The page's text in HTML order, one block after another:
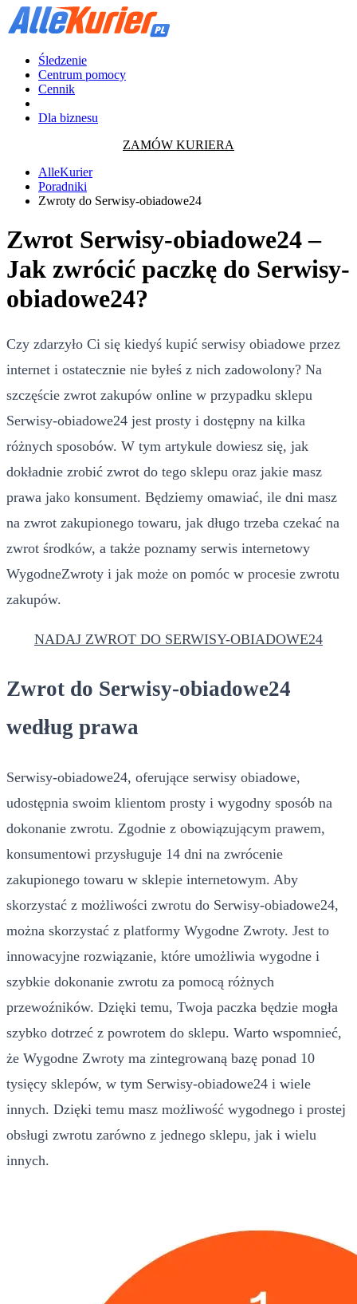
Śledzenie
Centrum pomocy
Cennik
Dla biznesu
ZAMÓW KURIERA
AlleKurier
Poradniki
Zwroty do Serwisy-obiadowe24
Zwrot Serwisy-obiadowe24 –
Jak zwrócić paczkę do Serwisy-
obiadowe24?
Czy zdarzyło Ci się kiedyś kupić serwisy obiadowe przez
internet i ostatecznie nie byłeś z nich zadowolony? Na
szczęście zwrot zakupów online w przypadku sklepu
Serwisy-obiadowe24 jest prosty i dostępny na kilka
różnych sposobów. W tym artykule dowiesz się, jak
dokładnie zrobić zwrot do tego sklepu oraz jakie masz
prawa jako konsument. Będziemy omawiać, ile dni masz
na zwrot zakupionego towaru, jak długo trzeba czekać na
zwrot środków, a także poznamy serwis internetowy
WygodneZwroty i jak może on pomóc w procesie zwrotu
zakupów.
NADAJ ZWROT DO SERWISY-OBIADOWE24
Zwrot do Serwisy-obiadowe24
według prawa
Serwisy-obiadowe24, oferujące serwisy obiadowe,
udostępnia swoim klientom prosty i wygodny sposób na
dokonanie zwrotu. Zgodnie z obowiązującym prawem,
konsumentowi przysługuje 14 dni na zwrócenie
zakupionego towaru w sklepie internetowym. Aby
skorzystać z możliwości zwrotu do Serwisy-obiadowe24,
można skorzystać z platformy Wygodne Zwroty. Jest to
innowacyjne rozwiązanie, które umożliwia wygodne i
szybkie dokonanie zwrotu za pomocą różnych
przewoźników. Dzięki temu, Twoja paczka będzie mogła
szybko dotrzeć z powrotem do sklepu. Warto wspomnieć,
że Wygodne Zwroty ma zintegrowaną bazę ponad 10
tysięcy sklepów, w tym Serwisy-obiadowe24 i wiele
innych. Dzięki temu masz możliwość wygodnego i prostej
obsługi zwrotu zarówno z jednego sklepu, jak i wielu
innych.